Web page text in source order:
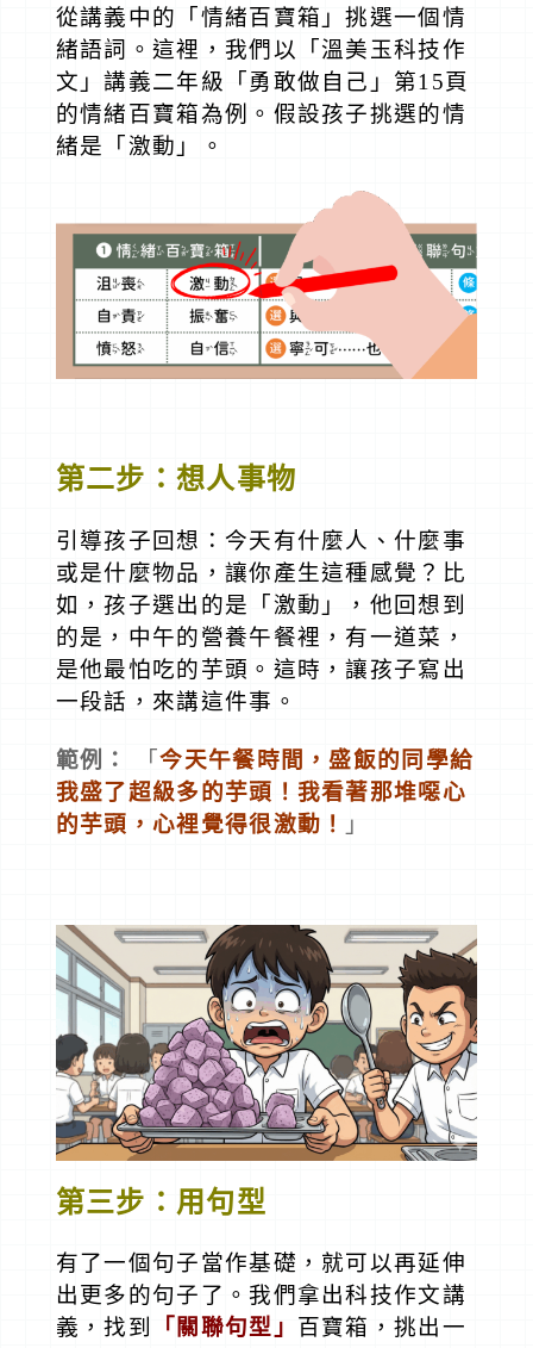
從講義中的「情緒百寶箱」挑選一個情
緒語詞。這裡，我們以「溫美玉科技作
文」講義二年級「勇敢做自己」第15頁
的情緒百寶箱為例。假設孩子挑選的情
緒是「激動」。
第二步：想人事物
引導孩子回想：今天有什麼人、什麼事
或是什麼物品，讓你產生這種感覺？比
如，孩子選出的是「激動」，他回想到
的是，中午的營養午餐裡，有一道菜，
是他最怕吃的芋頭。這時，讓孩子寫出
一段話，來講這件事。
範例： 「今天午餐時間，盛飯的同學給
我盛了超級多的芋頭！我看著那堆噁心
的芋頭，心裡覺得很激動！ 」
第三步：用句型
有了一個句子當作基礎，就可以再延伸
出更多的句子了。我們拿出科技作文講
義，找到
「關聯句型」 百寶箱，挑出一